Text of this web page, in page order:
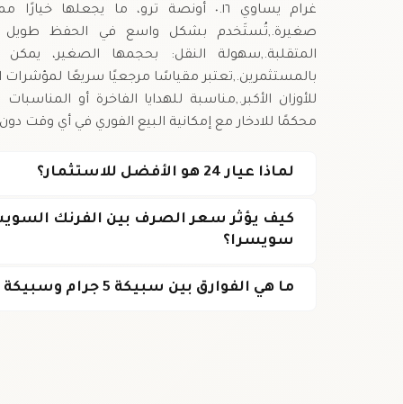
غرام يساوي ٠.١٦ أونصة ترو، ما
صغيرة.,تُستَخدم بشكل واسع في الحفظ طويل
المتقلبة.,سهولة النقل: بحجمها الصغير،
بالمستثمرين.,تعتبر مقياسًا مرجعيًا سريعًا
للأوزان الأكبر.,مناسبة للهدايا الفاخرة أو
محكمًا للادخار مع إمكانية البيع الفوري في أي وقت
لماذا عيار 24 هو الأفضل للاستثمار؟
كيف يؤثر سعر الصرف بين الفرنك
سويسرا؟
ما هي الفوارق بين سبيكة 5 جرام وسبيكة 10 جرام من حيث الاستثمار؟